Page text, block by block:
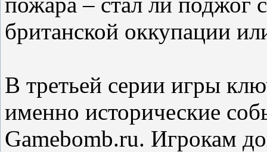
британской оккупации
В третьей серии игры
именно исторические
Gamebomb.ru. Игрокам